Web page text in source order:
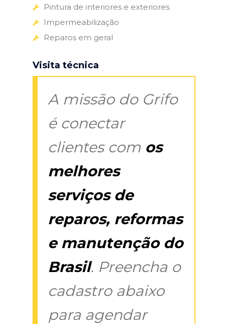
Pintura de interiores e exteriores
Impermeabilização
Reparos em geral
Visita técnica
A missão do Grifo
é conectar
clientes com os
melhores
serviços de
reparos, reformas
e manutenção do
Brasil. Preencha o
cadastro abaixo
para agendar